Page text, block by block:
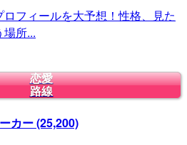
フィールを大予想！性格、見た
所...
恋愛
路線
カー(25,200)